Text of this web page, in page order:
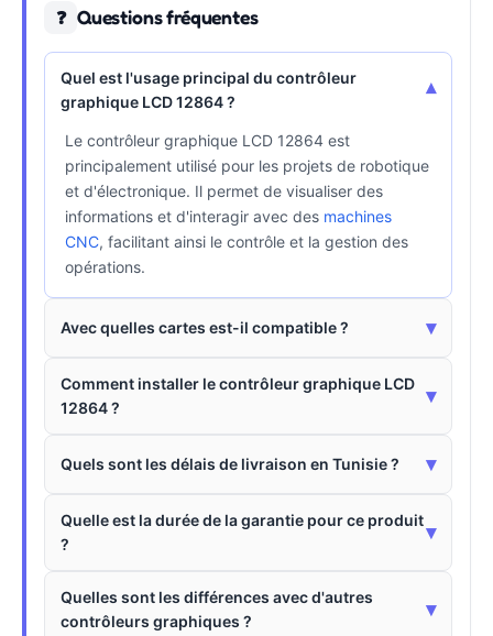
❓ Questions fréquentes
Quel est l'usage principal du contrôleur
graphique LCD 12864 ?
▾
Le contrôleur graphique LCD 12864 est
principalement utilisé pour les projets de robotique
et d'électronique. Il permet de visualiser des
informations et d'interagir avec des machines
CNC, facilitant ainsi le contrôle et la gestion des
opérations.
Avec quelles cartes est-il compatible ? ▾
Comment installer le contrôleur graphique LCD
12864 ?
▾
Quels sont les délais de livraison en Tunisie ? ▾
Quelle est la durée de la garantie pour ce produit
?
▾
Quelles sont les différences avec d'autres
contrôleurs graphiques ?
▾